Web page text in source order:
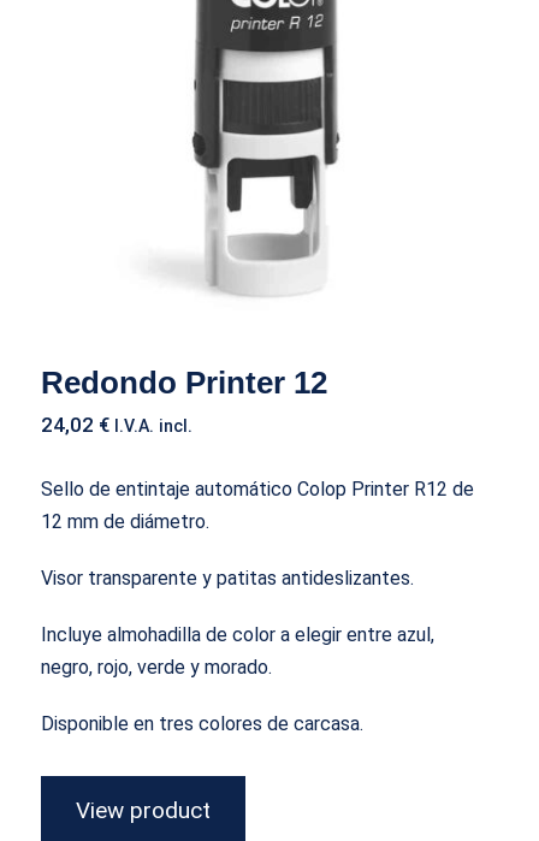
Redondo Printer 12
Redondo Printer 12
24,02 € I.V.A. incl.
Sello de entintaje automático Colop Printer R12 de
12 mm de diámetro.
Visor transparente y patitas antideslizantes.
Incluye almohadilla de color a elegir entre azul,
negro, rojo, verde y morado.
Disponible en tres colores de carcasa.
View product